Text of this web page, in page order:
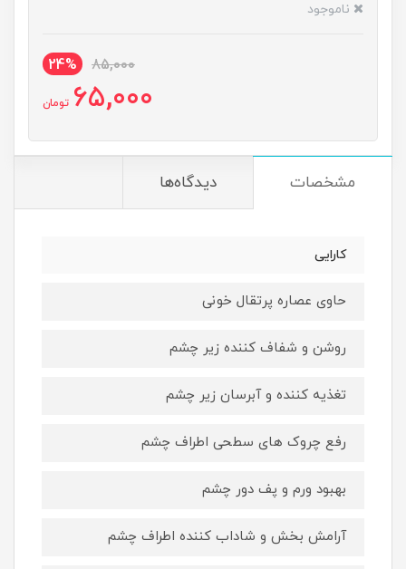
ناموجود
85,000
24%
65,000 تومان
مشخصات دیدگاه‌ها
کارایی
حاوی عصاره پرتقال خونی
روشن و شفاف کننده زیر چشم
تغذیه کننده و آبرسان زیر چشم
رفع چروک های سطحی اطراف چشم
بهبود ورم و پف دور چشم
آرامش بخش و شاداب کننده اطراف چشم